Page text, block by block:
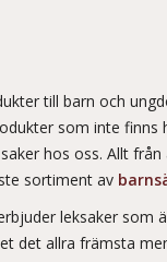
till barn och
som inte finns
hos oss. Allt
sortiment av
leksaker som
det allra främsta